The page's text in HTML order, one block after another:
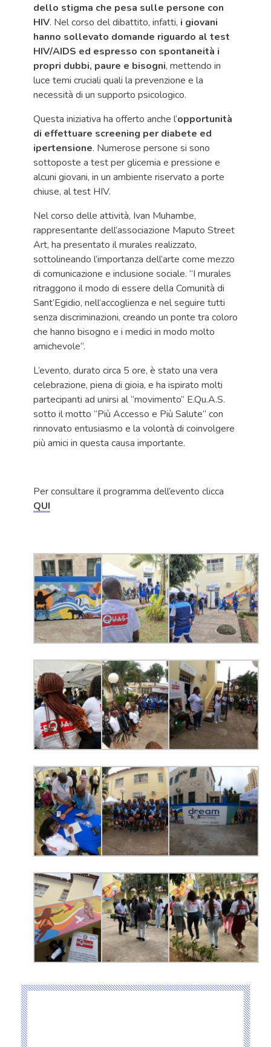
dello stigma che pesa sulle persone con
HIV. Nel corso del dibattito, infatti, i giovani
hanno sollevato domande riguardo al test
HIV/AIDS ed espresso con spontaneità i
propri dubbi, paure e bisogni, mettendo in
luce temi cruciali quali la prevenzione e la
necessità di un supporto psicologico.
Questa iniziativa ha offerto anche l’opportunità
di effettuare screening per diabete ed
ipertensione. Numerose persone si sono
sottoposte a test per glicemia e pressione e
alcuni giovani, in un ambiente riservato a porte
chiuse, al test HIV.
Nel corso delle attività, Ivan Muhambe,
rappresentante dell’associazione Maputo Street
Art, ha presentato il murales realizzato,
sottolineando l’importanza dell’arte come mezzo
di comunicazione e inclusione sociale. “I murales
ritraggono il modo di essere della Comunità di
Sant’Egidio, nell’accoglienza e nel seguire tutti
senza discriminazioni, creando un ponte tra coloro
che hanno bisogno e i medici in modo molto
amichevole”.
L’evento, durato circa 5 ore, è stato una vera
celebrazione, piena di gioia, e ha ispirato molti
partecipanti ad unirsi al “movimento” E.Qu.A.S.
sotto il motto “Più Accesso e Più Salute” con
rinnovato entusiasmo e la volontà di coinvolgere
più amici in questa causa importante.
Per consultare il programma dell’evento clicca
QUI